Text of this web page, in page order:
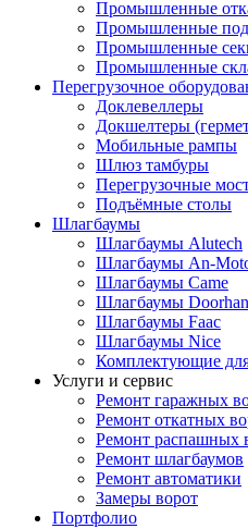
Промышленные
Промышленные
Промышленные
Промышленные
Перегрузочное
Доклевеллеры
Докшелтеры
Мобильные рампы
Шлюз тамбуры
Перегрузочные
Подъёмные столы
Шлагбаумы
Шлагбаумы Alutech
Шлагбаумы An-
Шлагбаумы Came
Шлагбаумы Doorhan
Шлагбаумы Faac
Шлагбаумы Nice
Комплектующие
Услуги и сервис
Ремонт гаражных
Ремонт откатных
Ремонт распашных
Ремонт шлагбаумов
Ремонт автоматики
Замеры ворот
Портфолио